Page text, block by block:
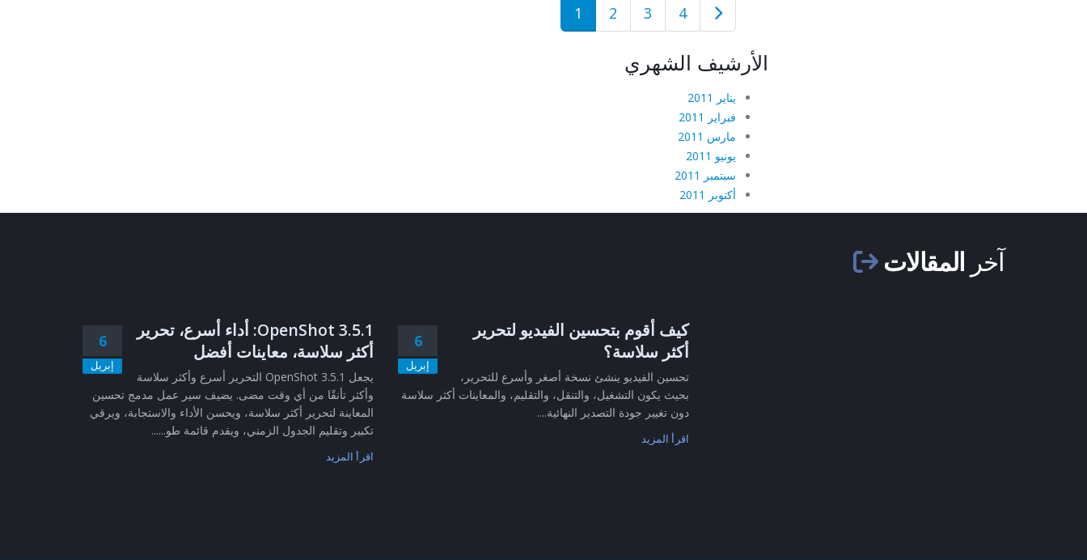
1 2 3 4
الأرشيف الشهري
يناير 2011
فبراير 2011
مارس 2011
يونيو 2011
سبتمبر 2011
أكتوبر 2011
آخر المقالات
6
إبريل
OpenShot 3.5.1: أداء أسرع، تحرير
أكثر سلاسة، معاينات أفضل
يجعل OpenShot 3.5.1 التحرير أسرع وأكثر سلاسة
وأكثر تأنقًا من أي وقت مضى. يضيف سير عمل مدمج تحسين
المعاينة لتحرير أكثر سلاسة، ويحسن الأداء والاستجابة، ويرقي
تكبير وتقليم الجدول الزمني، ويقدم قائمة طو......
اقرأ المزيد
6
إبريل
كيف أقوم بتحسين الفيديو لتحرير
أكثر سلاسة؟
تحسين الفيديو ينشئ نسخة أصغر وأسرع للتحرير،
بحيث يكون التشغيل، والتنقل، والتقليم، والمعاينات أكثر سلاسة
دون تغيير جودة التصدير النهائية....
اقرأ المزيد